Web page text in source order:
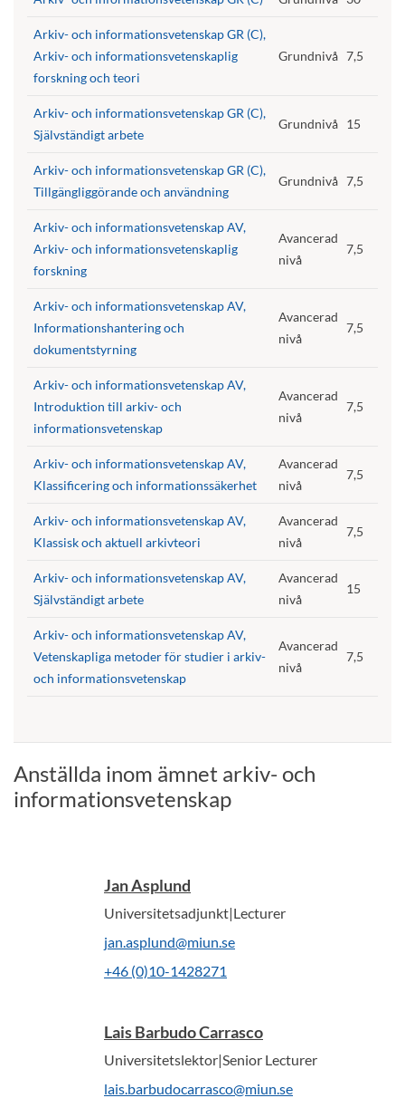
Arkiv- och informationsvetenskap GR (C),
Arkiv- och informationsvetenskaplig
forskning och teori
Grundnivå 7,5
Arkiv- och informationsvetenskap GR (C),
Självständigt arbete
Grundnivå 15
Arkiv- och informationsvetenskap GR (C),
Tillgängliggörande och användning
Grundnivå 7,5
Arkiv- och informationsvetenskap AV,
Arkiv- och informationsvetenskaplig
forskning
Avancerad
nivå
7,5
Arkiv- och informationsvetenskap AV,
Informationshantering och
dokumentstyrning
Avancerad
nivå
7,5
Arkiv- och informationsvetenskap AV,
Introduktion till arkiv- och
informationsvetenskap
Avancerad
nivå
7,5
Arkiv- och informationsvetenskap AV,
Klassificering och informationssäkerhet
Avancerad
nivå
7,5
Arkiv- och informationsvetenskap AV,
Klassisk och aktuell arkivteori
Avancerad
nivå
7,5
Arkiv- och informationsvetenskap AV,
Självständigt arbete
Avancerad
nivå
15
Arkiv- och informationsvetenskap AV,
Vetenskapliga metoder för studier i arkiv-
och informationsvetenskap
Avancerad
nivå
7,5
Anställda inom ämnet arkiv- och
informationsvetenskap
Jan Asplund
Universitetsadjunkt|Lecturer
jan.asplund@miun.se
+46 (0)10-1428271
Lais Barbudo Carrasco
Universitetslektor|Senior Lecturer
lais.barbudocarrasco@miun.se